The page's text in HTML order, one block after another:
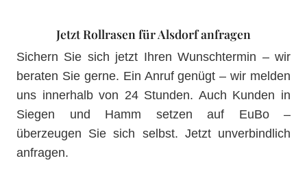
Jetzt Rollrasen für Alsdorf anfragen
Sichern Sie sich jetzt Ihren Wunschtermin – wir
beraten Sie gerne. Ein Anruf genügt – wir melden
uns innerhalb von 24 Stunden. Auch Kunden in
Siegen und Hamm setzen auf EuBo –
überzeugen Sie sich selbst. Jetzt unverbindlich
anfragen.